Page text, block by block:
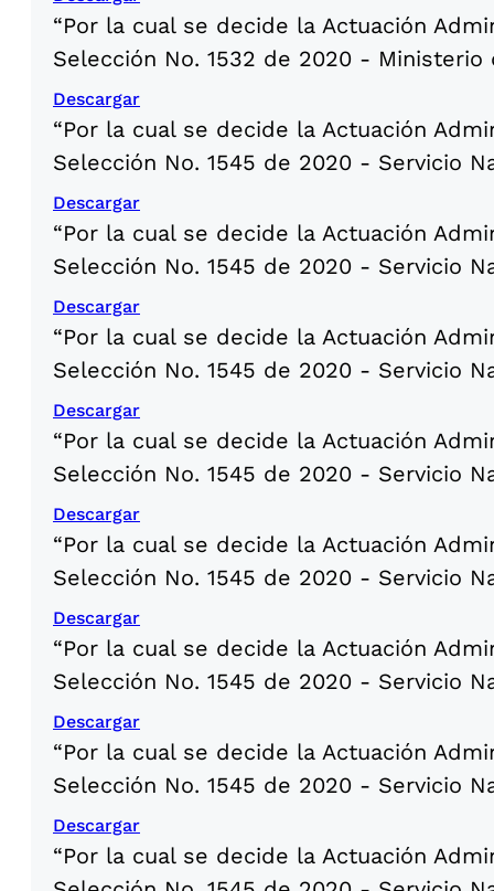
“Por la cual se decide la Actuación
Selección No. 1532 de 2020 -
Descargar
“Por la cual se decide la Actuación
Selección No. 1545 de 2020 - Servicio
Descargar
“Por la cual se decide la Actuación
Selección No. 1545 de 2020 - Servicio
Descargar
“Por la cual se decide la Actuación
Selección No. 1545 de 2020 - Servicio
Descargar
“Por la cual se decide la Actuación
Selección No. 1545 de 2020 - Servicio
Descargar
“Por la cual se decide la Actuación
Selección No. 1545 de 2020 - Servicio
Descargar
“Por la cual se decide la Actuación
Selección No. 1545 de 2020 - Servicio
Descargar
“Por la cual se decide la Actuación
Selección No. 1545 de 2020 - Servicio
Descargar
“Por la cual se decide la Actuación